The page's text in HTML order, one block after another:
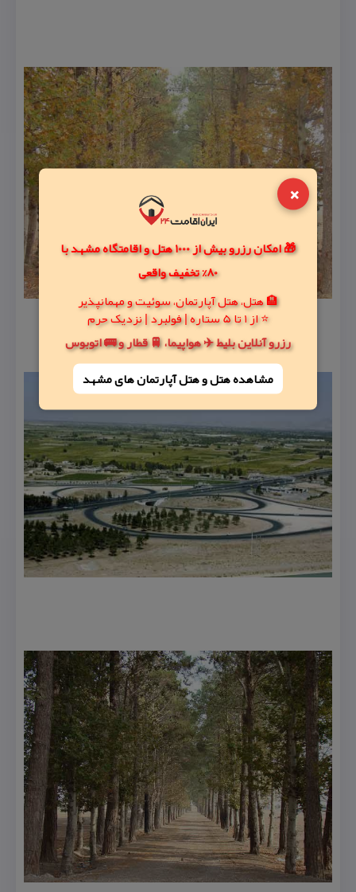
×
🎁 امکان رزرو بیش از 1000 هتل و اقامتگاه مشهد با
80% تخفیف واقعی
🏨 هتل، هتل آپارتمان، سوئیت و مهمانپذیر
⭐ از 1 تا 5 ستاره | فولبرد | نزدیک حرم
رزرو آنلاین بلیط ✈️ هواپیما، 🚆 قطار و 🚌 اتوبوس
مشاهده هتل و هتل‌ آپارتمان های مشهد